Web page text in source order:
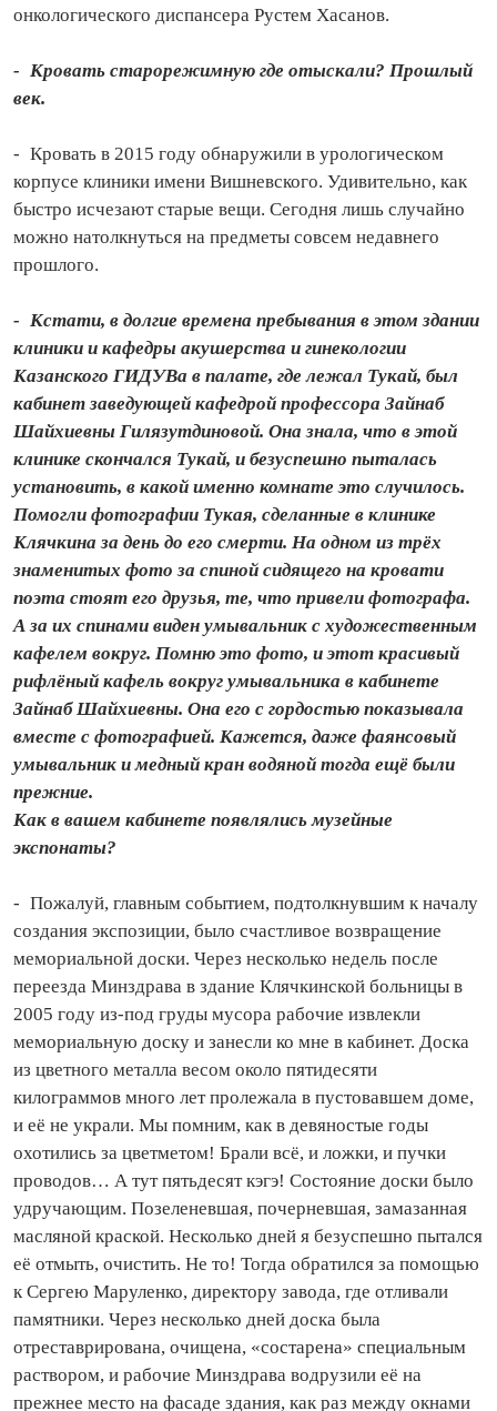
онкологического диспансера Рустем Хасанов.
- Кровать старорежимную где отыскали? Прошлый
век.
- Кровать в 2015 году обнаружили в урологическом
корпусе клиники имени Вишневского. Удивительно, как
быстро исчезают старые вещи. Се­го­дня лишь случайно
можно натолкнуться на предметы совсем недавнего
прошлого.
- Кстати, в долгие времена пребывания в этом здании
клиники и кафедры акушерства и гинекологии
Казанского ГИДУВа в палате, где лежал Тукай, был
кабинет заведующей кафедрой профессора Зайнаб
Шайхиевны Гилязутдиновой. Она знала, что в этой
клинике скончался Тукай, и безуспешно пыталась
установить, в какой именно комнате это случилось.
Помогли фотографии Тукая, сделанные в клинике
Клячкина за день до его смерти. На одном из трёх
знаменитых фото за спиной сидящего на кровати
поэта стоят его друзья, те, что привели фотографа.
А за их спинами виден умывальник с художественным
кафелем вокруг. Помню это фото, и этот красивый
рифлёный кафель вокруг умывальника в кабинете
Зайнаб Шайхиевны. Она его с гордостью показывала
вместе с фотографией. Кажется, даже фаянсовый
умывальник и медный кран водяной тогда ещё были
прежние.
Как в вашем кабинете появлялись музейные
экспонаты?
- Пожалуй, главным событием, подтолкнувшим к началу
со­здания экспозиции, было счастливое возвращение
мемориальной доски. Через несколько недель после
переезда Минздрава в здание Клячкинской больницы в
2005 году из‑под груды мусора рабочие извлекли
мемориальную доску и занесли ко мне в кабинет. Доска
из цветного металла весом около пятидесяти
килограммов много лет пролежала в пустовавшем доме,
и её не украли. Мы по­мним, как в девяностые годы
охотились за цветметом! Брали всё, и ложки, и пучки
проводов… А тут пятьдесят кэгэ! Состояние доски было
удручающим. Позеленевшая, почерневшая, замазанная
масляной краской. Несколько дней я безуспешно пытался
её отмыть, очистить. Не то! Тогда обратился за помощью
к Сергею Маруленко, директору завода, где отливали
памятники. Через несколько дней доска была
отреставрирована, очищена, «состарена» специальным
раствором, и рабочие Минздрава водрузили её на
прежнее место на фасаде здания, как раз между окнами